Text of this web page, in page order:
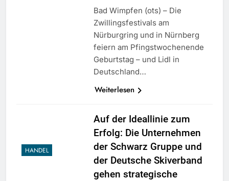
Bad Wimpfen (ots) – Die
Zwillingsfestivals am
Nürburgring und in Nürnberg
feiern am Pfingstwochenende
Geburtstag – und Lidl in
Deutschland…
Weiterlesen
HANDEL
Auf der Ideallinie zum
Erfolg: Die Unternehmen
der Schwarz Gruppe und
der Deutsche Skiverband
gehen strategische